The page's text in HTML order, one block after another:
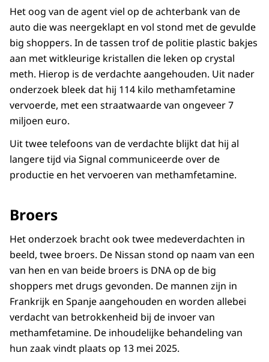
Het oog van de agent viel op de achterbank van de
auto die was neergeklapt en vol stond met de gevulde
big shoppers. In de tassen trof de politie plastic bakjes
aan met witkleurige kristallen die leken op crystal
meth. Hierop is de verdachte aangehouden. Uit nader
onderzoek bleek dat hij 114 kilo methamfetamine
vervoerde, met een straatwaarde van ongeveer 7
miljoen euro.
Uit twee telefoons van de verdachte blijkt dat hij al
langere tijd via Signal communiceerde over de
productie en het vervoeren van methamfetamine.
Broers
Het onderzoek bracht ook twee medeverdachten in
beeld, twee broers. De Nissan stond op naam van een
van hen en van beide broers is DNA op de big
shoppers met drugs gevonden. De mannen zijn in
Frankrijk en Spanje aangehouden en worden allebei
verdacht van betrokkenheid bij de invoer van
methamfetamine. De inhoudelijke behandeling van
hun zaak vindt plaats op 13 mei 2025.